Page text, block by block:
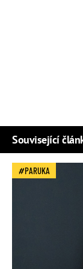
Související
PARUKA